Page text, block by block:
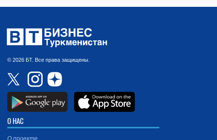
© 2026 БТ. Все права защищены.
О НАС